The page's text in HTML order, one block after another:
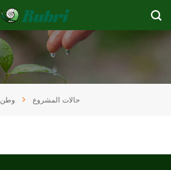
وطن حالات المشروع